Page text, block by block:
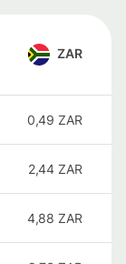
ZAR
0,49 ZAR
2,44 ZAR
4,88 ZAR